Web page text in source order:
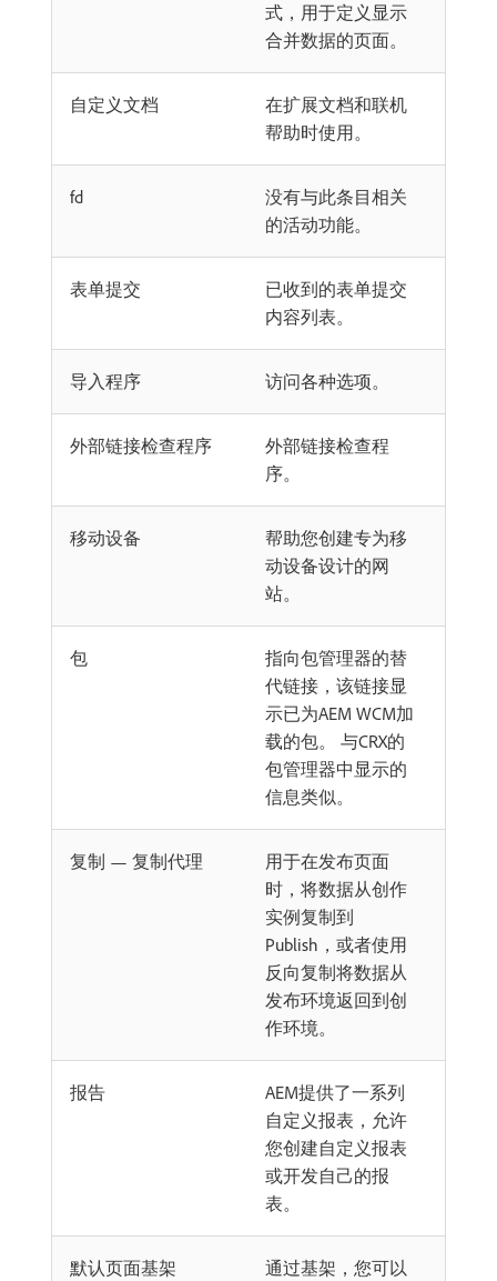
式，用于定义显示
合并数据的页面。
自定义文档
在扩展文档和联机
帮助时使用。
fd
没有与此条目相关
的活动功能。
表单提交
已收到的表单提交
内容列表。
导入程序 访问各种选项。
外部链接检查程序
外部链接检查程
序。
移动设备
帮助您创建专为移
动设备设计的网
站。
包
指向包管理器的替
代链接，该链接显
示已为AEM WCM加
载的包。 与CRX的
包管理器中显示的
信息类似。
复制 — 复制代理
用于在发布页面
时，将数据从创作
实例复制到
Publish，或者使用
反向复制将数据从
发布环境返回到创
作环境。
报告
AEM提供了一系列
自定义报表，允许
您创建自定义报表
或开发自己的报
表。
默认页面基架
通过基架，您可以